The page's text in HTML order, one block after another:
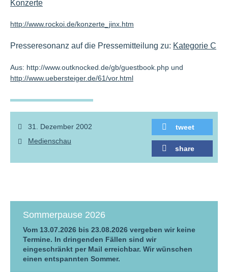
Konzerte
http://www.rockoi.de/konzerte_jinx.htm
Presseresonanz auf die Pressemitteilung zu: Kategorie C
Aus: http://www.outknocked.de/gb/guestbook.php und
http://www.uebersteiger.de/61/vor.html
tweet
share
31. Dezember 2002
Medienschau
Sommerpause 2026
Vom 13.07.2026 bis 23.08.2026 vergeben wir keine
Termine. In dringenden Fällen sind wir
eingeschränkt per Mail erreichbar. Wir wünschen
einen entspannten Sommer.